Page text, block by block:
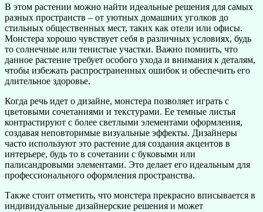
В этом растении можно найти идеальные решения для самых
разных пространств – от уютных домашних уголков до
стильных общественных мест, таких как отели или офисы.
Монстера хорошо чувствует себя в различных условиях, будь
то солнечные или тенистые участки. Важно помнить, что
данное растение требует особого ухода и внимания к деталям,
чтобы избежать распространенных ошибок и обеспечить его
длительное здоровье.
Когда речь идет о дизайне, монстера позволяет играть с
цветовыми сочетаниями и текстурами. Ее темные листья
контрастируют с более светлыми элементами оформления,
создавая неповторимые визуальные эффекты. Дизайнеры
часто используют это растение для создания акцентов в
интерьере, будь то в сочетании с буковыми или
палисандровыми элементами. Это делает его идеальным для
профессионального оформления пространства.
Также стоит отметить, что монстера прекрасно вписывается в
индивидуальные дизайнерские решения и может